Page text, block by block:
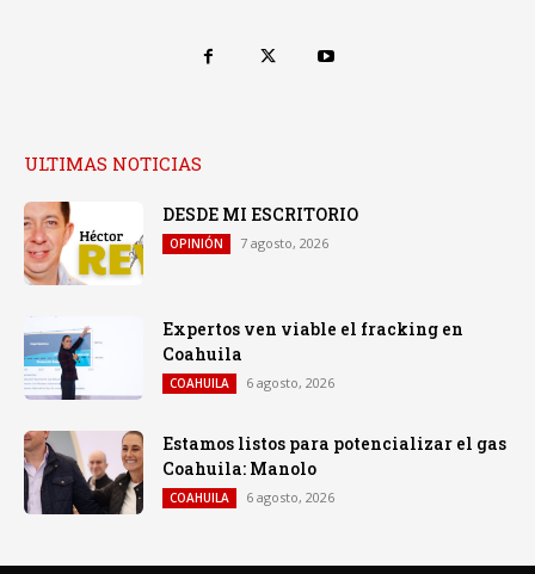
ULTIMAS NOTICIAS
DESDE MI ESCRITORIO
OPINIÓN 7 agosto, 2026
Expertos ven viable el fracking en
Coahuila
COAHUILA 6 agosto, 2026
Estamos listos para potencializar el gas
Coahuila: Manolo
COAHUILA 6 agosto, 2026